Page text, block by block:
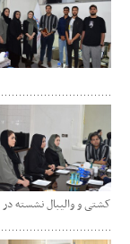
کشتی و والیبال نشسته